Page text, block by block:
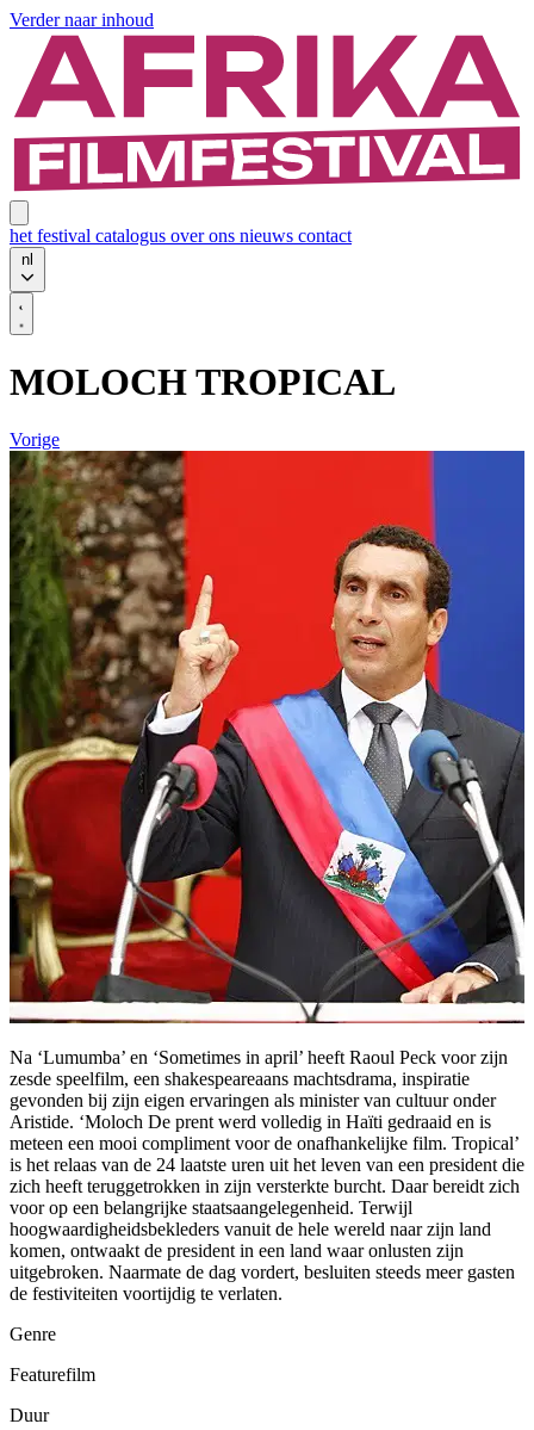
Verder naar inhoud
het festival catalogus over ons nieuws contact
nl
MOLOCH TROPICAL
Vorige
Na ‘Lumumba’ en ‘Sometimes in april’ heeft Raoul Peck voor zijn
zesde speelfilm, een shakespeareaans machtsdrama, inspiratie
gevonden bij zijn eigen ervaringen als minister van cultuur onder
Aristide. ‘Moloch De prent werd volledig in Haïti gedraaid en is
meteen een mooi compliment voor de onafhankelijke film. Tropical’
is het relaas van de 24 laatste uren uit het leven van een president die
zich heeft teruggetrokken in zijn versterkte burcht. Daar bereidt zich
voor op een belangrijke staatsaangelegenheid. Terwijl
hoogwaardigheidsbekleders vanuit de hele wereld naar zijn land
komen, ontwaakt de president in een land waar onlusten zijn
uitgebroken. Naarmate de dag vordert, besluiten steeds meer gasten
de festiviteiten voortijdig te verlaten.
Genre
Featurefilm
Duur